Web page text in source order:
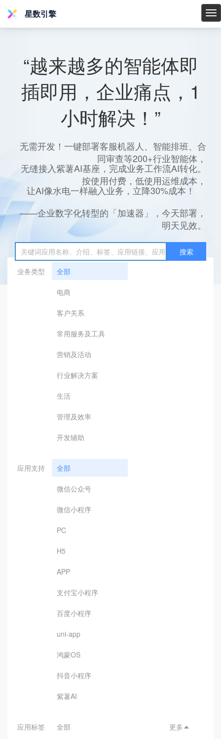
星
星数引擎
“越来越多的智能体即
插即用，企业痛点，1
小时解决！”
无需开发！一键部署客服机器人、智能排班、合
同审查等200+行业智能体，
无缝接入紫薯AI基座，完成业务工作流AI转化。
按使用付费，低使用运维成本，
让AI像水电一样融入业务，立降30%成本！
——企业数字化转型的「加速器」，今天部署，
明天见效。
搜索
业务类型
全部
电商
客户关系
常用服务及工具
营销及活动
行业解决方案
生活
管理及效率
开发辅助
应用支持 全部
微信公众号
微信小程序
PC
H5
APP
支付宝小程序
百度小程序
uni-app
鸿蒙OS
抖音小程序
紫薯AI
应用标签 全部 更多 